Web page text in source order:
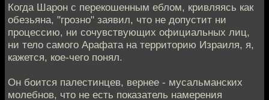
Когда Шарон с перекошенным еблом, кривляясь как
обезьяна, "грозно" заявил, что не допустит ни
процессию, ни сочувствующих официальных лиц,
ни тело самого Арафата на территорию Израиля, я,
кажется, кое-чего понял.
Он боится палестинцев, вернее - мусальманских
молебнов, что не есть показатель намерения